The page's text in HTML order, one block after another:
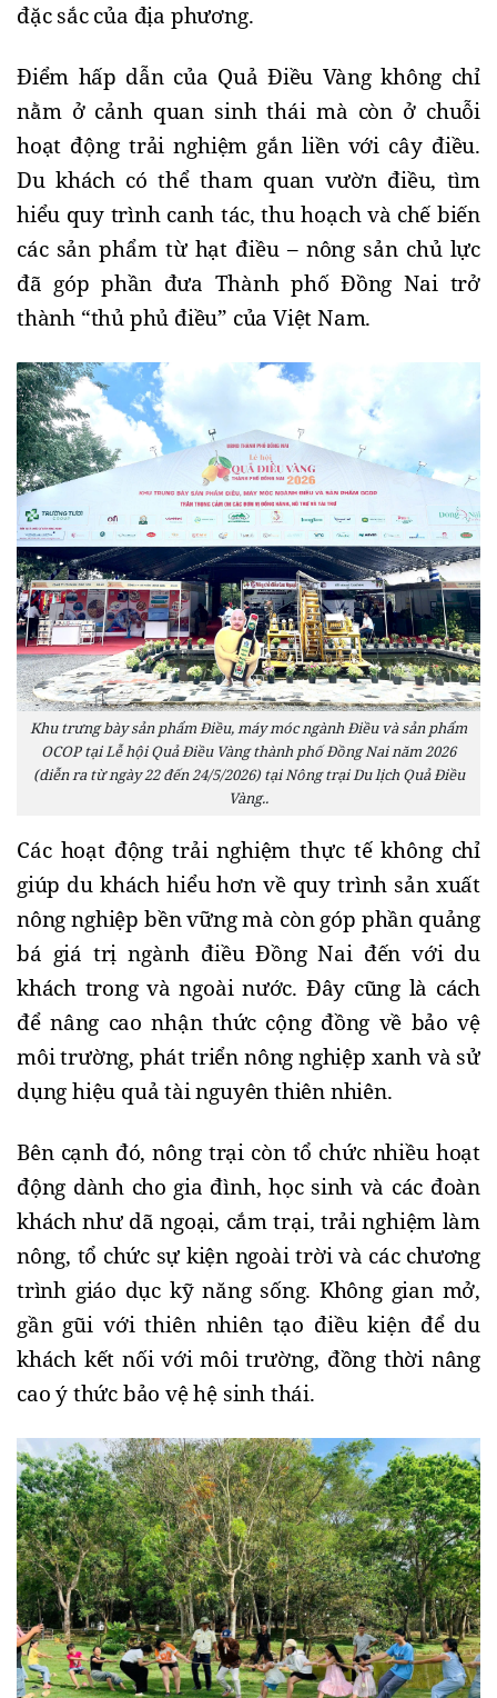
đặc sắc của địa phương.
Điểm hấp dẫn của Quả Điều Vàng không chỉ
nằm ở cảnh quan sinh thái mà còn ở chuỗi
hoạt động trải nghiệm gắn liền với cây điều.
Du khách có thể tham quan vườn điều, tìm
hiểu quy trình canh tác, thu hoạch và chế biến
các sản phẩm từ hạt điều – nông sản chủ lực
đã góp phần đưa Thành phố Đồng Nai trở
thành “thủ phủ điều” của Việt Nam.
Khu trưng bày sản phẩm Điều, máy móc ngành Điều và sản phẩm
OCOP tại Lễ hội Quả Điều Vàng thành phố Đồng Nai năm 2026
(diễn ra từ ngày 22 đến 24/5/2026) tại Nông trại Du lịch Quả Điều
Vàng..
Các hoạt động trải nghiệm thực tế không chỉ
giúp du khách hiểu hơn về quy trình sản xuất
nông nghiệp bền vững mà còn góp phần quảng
bá giá trị ngành điều Đồng Nai đến với du
khách trong và ngoài nước. Đây cũng là cách
để nâng cao nhận thức cộng đồng về bảo vệ
môi trường, phát triển nông nghiệp xanh và sử
dụng hiệu quả tài nguyên thiên nhiên.
Bên cạnh đó, nông trại còn tổ chức nhiều hoạt
động dành cho gia đình, học sinh và các đoàn
khách như dã ngoại, cắm trại, trải nghiệm làm
nông, tổ chức sự kiện ngoài trời và các chương
trình giáo dục kỹ năng sống. Không gian mở,
gần gũi với thiên nhiên tạo điều kiện để du
khách kết nối với môi trường, đồng thời nâng
cao ý thức bảo vệ hệ sinh thái.